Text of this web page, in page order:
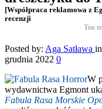
[Współpraca reklamowa z
recenzji
Ten
Posted by: Aga Satława in
grudnia 2022 0
W
wydawnictwa Egmont
Fabula Rasa Morskie